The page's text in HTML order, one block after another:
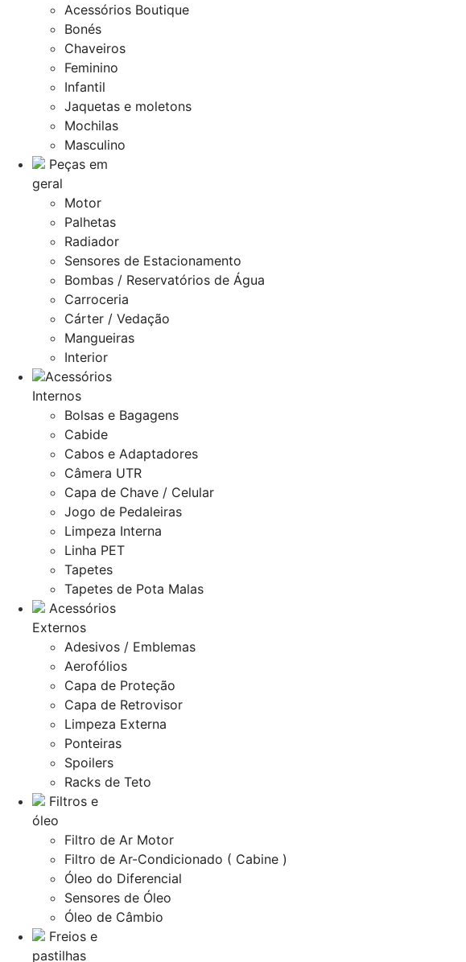
Acessórios Boutique
Bonés
Chaveiros
Feminino
Infantil
Jaquetas e moletons
Mochilas
Masculino
Peças em
geral
Motor
Palhetas
Radiador
Sensores de Estacionamento
Bombas / Reservatórios de Água
Carroceria
Cárter / Vedação
Mangueiras
Interior
Acessórios
Internos
Bolsas e Bagagens
Cabide
Cabos e Adaptadores
Câmera UTR
Capa de Chave / Celular
Jogo de Pedaleiras
Limpeza Interna
Linha PET
Tapetes
Tapetes de Pota Malas
Acessórios
Externos
Adesivos / Emblemas
Aerofólios
Capa de Proteção
Capa de Retrovisor
Limpeza Externa
Ponteiras
Spoilers
Racks de Teto
Filtros e
óleo
Filtro de Ar Motor
Filtro de Ar-Condicionado ( Cabine )
Óleo do Diferencial
Sensores de Óleo
Óleo de Câmbio
Freios e
pastilhas